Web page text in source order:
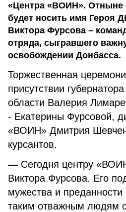
«Центра «ВОИН». Отныне
будет носить имя Героя
Виктора Фурсова –
отряда, сыгравшего
освобождении Донбасса.
Торжественная
присутствии
области Валерия
- Екатерины Фурсовой,
«ВОИН» Дмитрия
курсантов.
— Сегодня центру
Виктора Фурсова. Его
мужества и
таким отважным людям